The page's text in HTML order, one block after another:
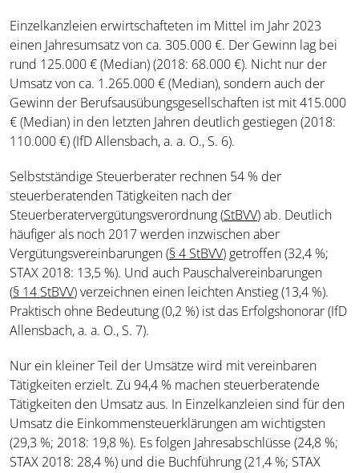
Einzelkanzleien erwirtschafteten im Mittel im Jahr 2023
einen Jahresumsatz von ca. 305.000 €. Der Gewinn lag bei
rund 125.000 € (Median) (2018: 68.000 €). Nicht nur der
Umsatz von ca. 1.265.000 € (Median), sondern auch der
Gewinn der Berufsausübungsgesellschaften ist mit 415.000
€ (Median) in den letzten Jahren deutlich gestiegen (2018:
110.000 €) (IfD Allensbach, a. a. O., S. 6).
Selbstständige Steuerberater rechnen 54 % der
steuerberatenden Tätigkeiten nach der
Steuerberatervergütungsverordnung (StBVV) ab. Deutlich
häufiger als noch 2017 werden inzwischen aber
Vergütungsvereinbarungen (§ 4 StBVV) getroffen (32,4 %;
STAX 2018: 13,5 %). Und auch Pauschalvereinbarungen
(§ 14 StBVV) verzeichnen einen leichten Anstieg (13,4 %).
Praktisch ohne Bedeutung (0,2 %) ist das Erfolgshonorar (IfD
Allensbach, a. a. O., S. 7).
Nur ein kleiner Teil der Umsätze wird mit vereinbaren
Tätigkeiten erzielt. Zu 94,4 % machen steuerberatende
Tätigkeiten den Umsatz aus. In Einzelkanzleien sind für den
Umsatz die Einkommensteuerklärungen am wichtigsten
(29,3 %; 2018: 19,8 %). Es folgen Jahresabschlüsse (24,8 %;
STAX 2018: 28,4 %) und die Buchführung (21,4 %; STAX